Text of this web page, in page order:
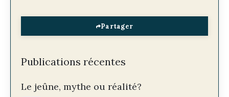
Partager
Publications récentes
Le jeûne, mythe ou réalité?